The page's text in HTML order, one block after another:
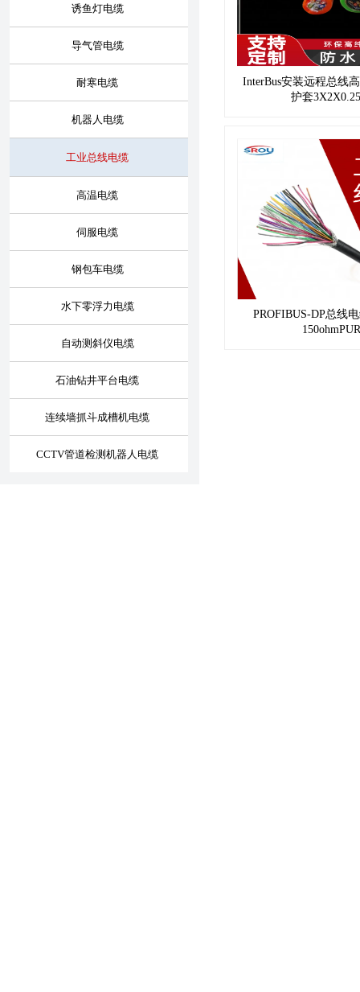
InterBus安装远程总线
护套
PROFIBUS-DP总线
诱鱼灯电缆
导气管电缆
耐寒电缆
机器人电缆
工业总线电缆
高温电缆
伺服电缆
钢包车电缆
水下零浮力电缆
自动测斜仪电缆
石油钻井平台电缆
连续墙抓斗成槽机电缆
CCTV管道检测机器人电缆